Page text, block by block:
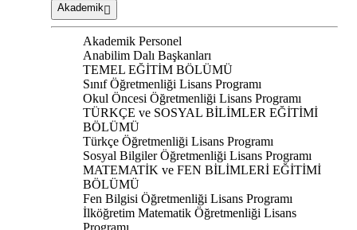
Akademik
Akademik Personel
Anabilim Dalı Başkanları
TEMEL EĞİTİM BÖLÜMÜ
Sınıf Öğretmenliği Lisans Programı
Okul Öncesi Öğretmenliği Lisans Programı
TÜRKÇE ve SOSYAL BİLİMLER EĞİTİMİ
BÖLÜMÜ
Türkçe Öğretmenliği Lisans Programı
Sosyal Bilgiler Öğretmenliği Lisans Programı
MATEMATİK ve FEN BİLİMLERİ EĞİTİMİ
BÖLÜMÜ
Fen Bilgisi Öğretmenliği Lisans Programı
İlköğretim Matematik Öğretmenliği Lisans